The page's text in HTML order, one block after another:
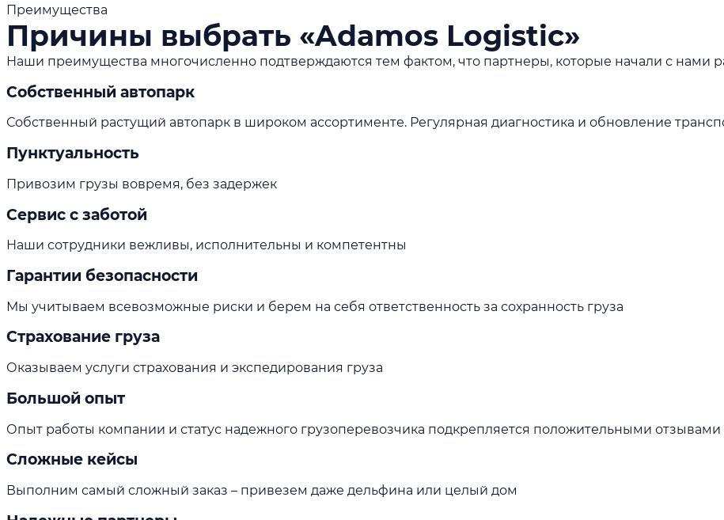
Преимущества
Причины выбрать «Adamos Logistic»
Наши преимущества многочисленно подтверждаются тем фактом, что партнеры, которые начали с нами
Собственный автопарк
Собственный растущий автопарк в широком ассортименте. Регулярная диагностика и обновление
Пунктуальность
Привозим грузы вовремя, без задержек
Сервис с заботой
Наши сотрудники вежливы, исполнительны и компетентны
Гарантии безопасности
Мы учитываем всевозможные риски и берем на себя ответственность за сохранность груза
Страхование груза
Оказываем услуги страхования и экспедирования груза
Большой опыт
Опыт работы компании и статус надежного грузоперевозчика подкрепляется положительными отзывами
Сложные кейсы
Выполним самый сложный заказ – привезем даже дельфина или целый дом